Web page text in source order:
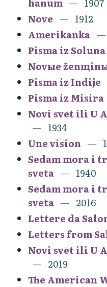
Nove
1912
Amerikanka
Pisma iz Soluna
Novыe
Pisma iz Indije
Pisma iz Misira
Novi svet ili U
1934
Une vision
Sedam mora i
sveta
1940
Sedam mora i
sveta
2016
Lettere da
Letters from
Novi svet ili U
2019
The American